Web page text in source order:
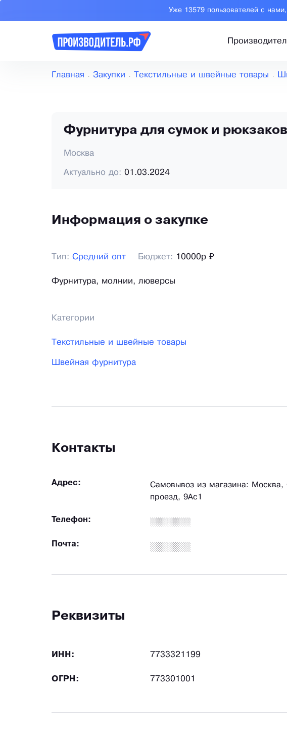
Уже 13579 пользователей с нами,
Главная Закупки Текстильные и швейные товары
Фурнитура для сумок и рюкзаков
Москва
Актуально до: 01.03.2024
Информация о закупке
Тип: Средний опт Бюджет: 10000р ₽
Фурнитура, молнии, люверсы
Категории
Текстильные и швейные товары
Швейная фурнитура
Контакты
Адрес:
Самовывоз из магазина: Москва,
проезд, 9Ас1
Телефон:
Почта:
Реквизиты
ИНН: 7733321199
ОГРН: 773301001